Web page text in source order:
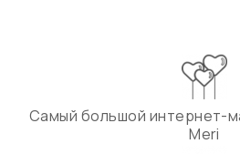
Самый большой интернет-
Meri